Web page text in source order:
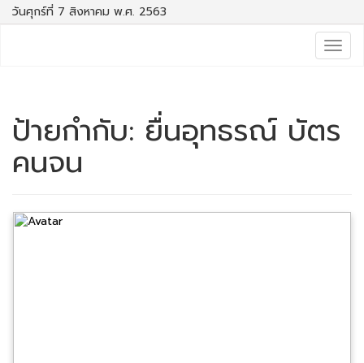
วันศุกร์ที่ 7 สิงหาคม พ.ศ. 2563
ป้ายกำกับ: ยื่นอุทธรณ์ บัตร
คนจน